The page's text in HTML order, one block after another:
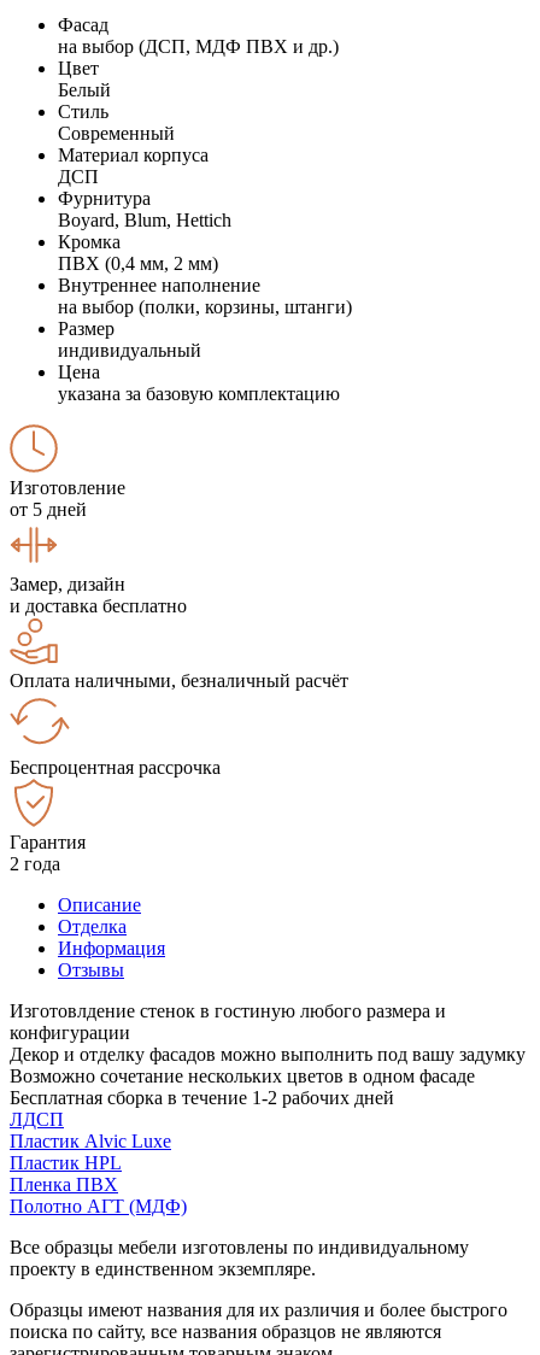
Фасад
на выбор (ДСП, МДФ ПВХ и др.)
Цвет
Белый
Стиль
Современный
Материал корпуса
ДСП
Фурнитура
Boyard, Blum, Hettich
Кромка
ПВХ (0,4 мм, 2 мм)
Внутреннее наполнение
на выбор (полки, корзины, штанги)
Размер
индивидуальный
Цена
указана за базовую комплектацию
Изготовление
от 5 дней
Замер, дизайн
и доставка бесплатно
Оплата наличными, безналичный расчёт
Беспроцентная рассрочка
Гарантия
2 года
Описание
Отделка
Информация
Отзывы
Изготовлдение стенок в гостиную любого размера и
конфигурации
Декор и отделку фасадов можно выполнить под вашу задумку
Возможно сочетание нескольких цветов в одном фасаде
Бесплатная сборка в течение 1-2 рабочих дней
ЛДСП
Пластик Alvic Luxe
Пластик HPL
Пленка ПВХ
Полотно АГТ (МДФ)
Все образцы мебели изготовлены по индивидуальному
проекту в единственном экземпляре.
Образцы имеют названия для их различия и более быстрого
поиска по сайту, все названия образцов не являются